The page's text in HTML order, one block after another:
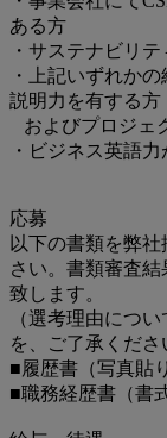
ある方
・サステナビリ
・上記いずれか
説明力を有する方
およびプロジェ
・ビジネス英語力
応募
以下の書類を弊
さい。書類審査
致します。
（選考理由につ
を、ご了承くださ
■履歴書（写真貼
■職務経歴書（書